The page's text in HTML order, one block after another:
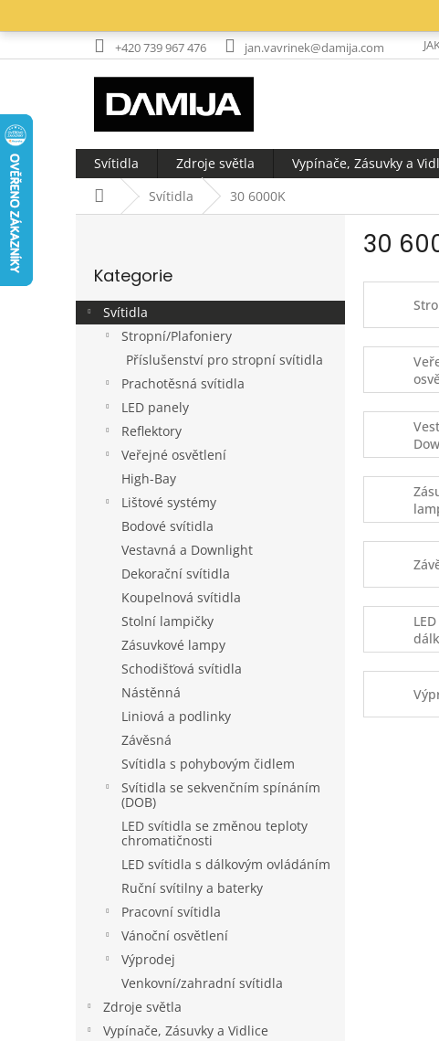
+420 739 967 476
jan.vavrinek@damija.com
Svítidla Zdroje světla Vypínače, Zásuvky a
Domů Svítidla 30 6000K
r
a
kategorie
Kategorie
Svítidla
Stropní/Plafoniery
Příslušenství pro stropní svítidla
Prachotěsná svítidla
LED panely
Reflektory
Veřejné osvětlení
High-Bay
Lištové systémy
Bodové svítidla
Vestavná a Downlight
Dekorační svítidla
Koupelnová svítidla
Stolní lampičky
Zásuvkové lampy
Schodišťová svítidla
Nástěnná
Liniová a podlinky
Závěsná
Svítidla s pohybovým čidlem
Svítidla se sekvenčním spínáním
(DOB)
LED svítidla se změnou teploty
chromatičnosti
LED svítidla s dálkovým ovládáním
Ruční svítilny a baterky
Pracovní svítidla
Vánoční osvětlení
Výprodej
Venkovní/zahradní svítidla
Zdroje světla
Vypínače, Zásuvky a Vidlice
30